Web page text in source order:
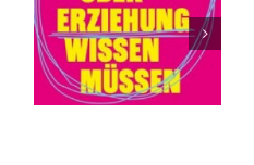
Die Abschaffung
des Todes von
Andreas
Eschbach